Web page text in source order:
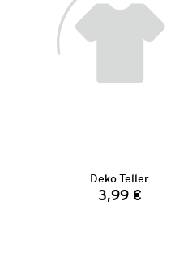
Deko-Teller
Preis:
3,99 €